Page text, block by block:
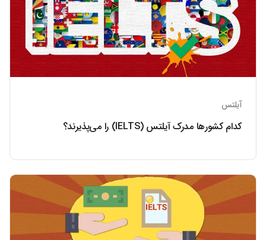
آیلتس
کدام کشورها مدرک آیلتس (IELTS) را می‌پذیرند؟